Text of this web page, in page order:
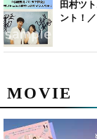
MOVIE
田村ツ
ント！